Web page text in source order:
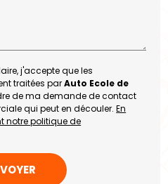
j'accepte que les
traitées parAuto Ecole de
de ma demande de contact
qui peut en découler.En
notre politique de